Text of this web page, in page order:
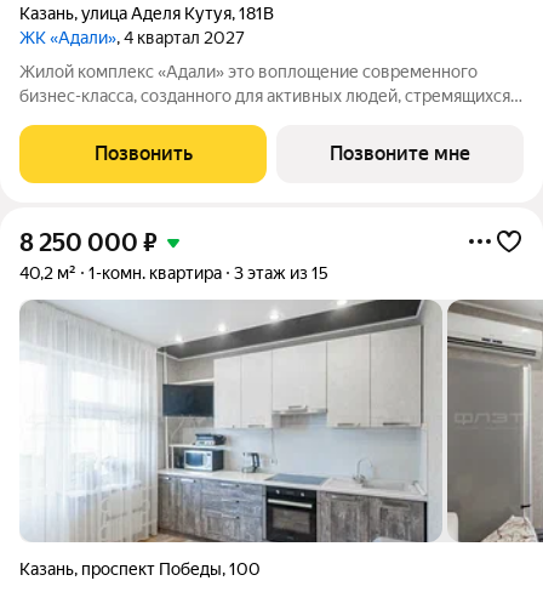
Казань,улица Аделя Кутуя,181В
ЖК «Адали», 4 квартал 2027
Жилой комплекс «Адали» это воплощение современного
бизнес-класса, созданного для активных людей, стремящихся к
холстом для реализации ваших идей. 3 дома 10/24 этажа
потолки от 2,9 м 545 квартир
Позвонить Позвоните мне
8 250 000 ₽
40,2 м² 1-комн. квартира 3 этаж из 15
Казань, проспект Победы,100